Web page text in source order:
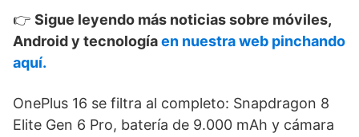
👉 Sigue leyendo más noticias sobre móviles,
Android y tecnologíaen nuestra web pinchando
aquí.
OnePlus 16 se filtra al completo: Snapdragon 8
Elite Gen 6 Pro, batería de 9.000 mAh y cámara